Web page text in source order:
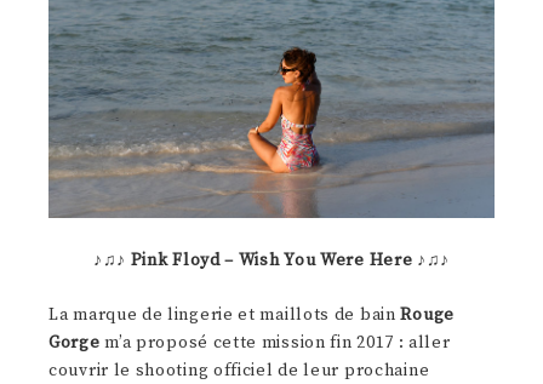
♪♫♪ Pink Floyd – Wish You Were Here ♪♫♪
La marque de lingerie et maillots de bainRouge
Gorge m’a proposé cette mission fin 2017 : aller
couvrir le shooting officiel de leur prochaine